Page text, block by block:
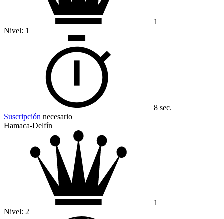
1
Nivel: 1
8 sec.
Suscripción necesario
Hamaca-Delfín
1
Nivel: 2